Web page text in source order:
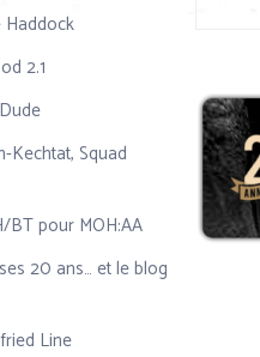
Haddock
2.1
Kechtat, Squad
BT pour MOH:AA
20 ans… et le blog
Line